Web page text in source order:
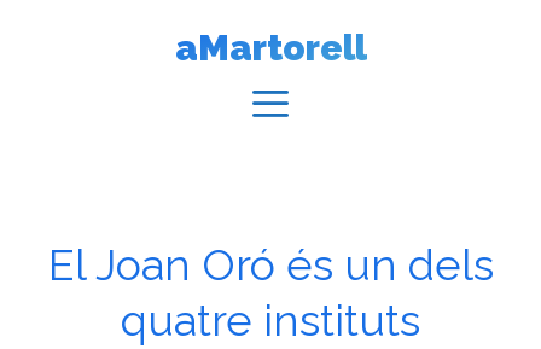
aMartorell
El Joan Oró és un dels
quatre instituts